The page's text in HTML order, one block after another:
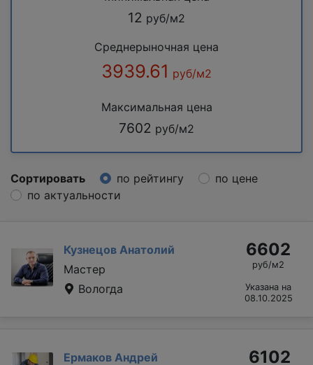
12 руб/м2
Среднерыночная цена
3939.61 руб/м2
Максимальная цена
7602 руб/м2
Сортировать по рейтингу
по цене
по актуальности
Кузнецов Анатолий
Мастер
Вологда
6602
руб/м2
Указана на
08.10.2025
Ермаков Андрей
6102